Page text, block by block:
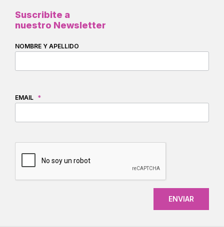
Suscribite a
nuestro Newsletter
NOMBRE Y APELLIDO
EMAIL *